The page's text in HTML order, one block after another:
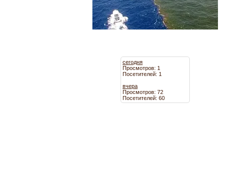
сегодня
Просмотров: 1
Посетителей: 1
вчера
Просмотров: 72
Посетителей: 60